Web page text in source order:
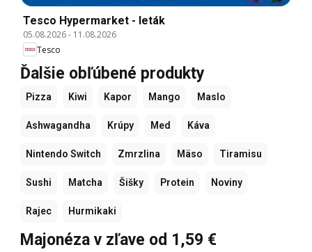
Tesco Hypermarket - leták
05.08.2026- 11.08.2026
Tesco
Ďalšie obľúbené produkty
Pizza Kiwi Kapor Mango Maslo
Ashwagandha Krúpy Med Káva
Nintendo Switch Zmrzlina Mäso Tiramisu
Sushi Matcha Šišky Protein Noviny
Rajec Hurmikaki
Majonéza v zľave od 1,59 €